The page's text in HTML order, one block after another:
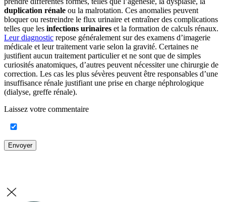
duplication rénale ou la malrotation. Ces anomalies peuvent
bloquer ou restreindre le flux urinaire et entraîner des complications
telles que les infections urinaires et la formation de calculs rénaux.
Leur diagnostic repose généralement sur des examens d’imagerie
médicale et leur traitement varie selon la gravité. Certaines ne
justifient aucun traitement particulier et ne sont que de simples
curiosités anatomiques, d’autres peuvent nécessiter une chirurgie de
correction. Les cas les plus sévères peuvent être responsables d’une
insuffisance rénale justifiant une prise en charge néphrologique
(dialyse, greffe rénale).
Laissez votre commentaire
Envoyer